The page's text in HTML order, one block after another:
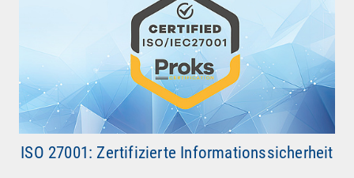
ISO 27001: Zertifizierte Informationssicherheit